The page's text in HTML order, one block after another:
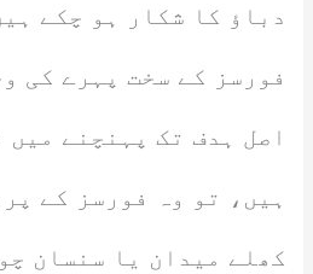
دباؤ کا شکار ہو چکے
فورسز کے سخت پہرے کی
اصل ہدف تک پہنچنے میں
ہیں، تو وہ فورسز کے
کھلے میدان یا سنسان